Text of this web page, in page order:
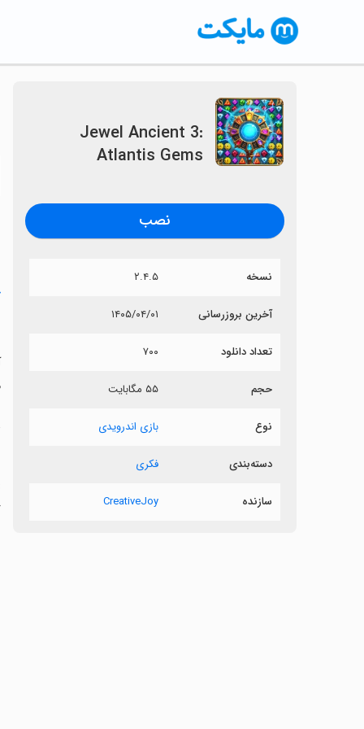
Jewel Ancient 3:
Atlantis Gems
نصب
نسخه ۲.۴.۵
آخرین بروزرسانی ۱۴۰۵/۰۴/۰۱
تعداد دانلود ۷۰۰
حجم ۵۵ مگابایت
نوع بازی اندرویدی
دسته‌بندی فکری
سازنده CreativeJoy